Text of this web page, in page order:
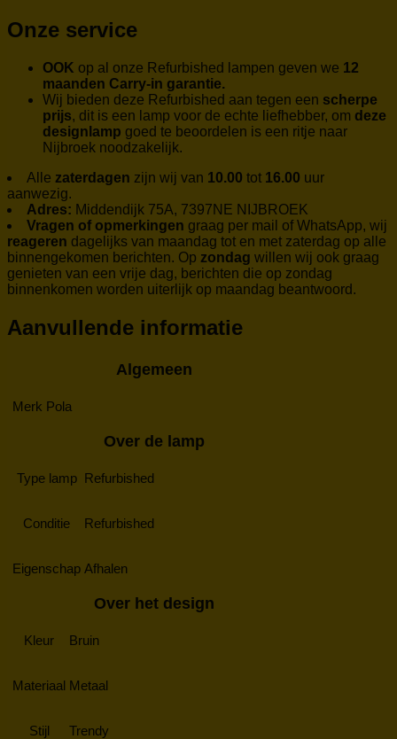
Onze service
OOK op al onze Refurbished lampen geven we 12
maanden Carry-in garantie.
Wij bieden deze Refurbished aan tegen een scherpe
prijs, dit is een lamp voor de echte liefhebber, om deze
designlamp goed te beoordelen is een ritje naar
Nijbroek noodzakelijk.
Alle zaterdagen zijn wij van 10.00 tot 16.00 uur
aanwezig.
Adres: Middendijk 75A, 7397NE NIJBROEK
Vragen of opmerkingen graag per mail of WhatsApp, wij
reageren dagelijks van maandag tot en met zaterdag op alle
binnengekomen berichten. Op zondag willen wij ook graag
genieten van een vrije dag, berichten die op zondag
binnenkomen worden uiterlijk op maandag beantwoord.
Aanvullende informatie
Algemeen
Merk Pola
Over de lamp
Type lamp Refurbished
Conditie Refurbished
Eigenschap Afhalen
Over het design
Kleur Bruin
Materiaal Metaal
Stijl Trendy